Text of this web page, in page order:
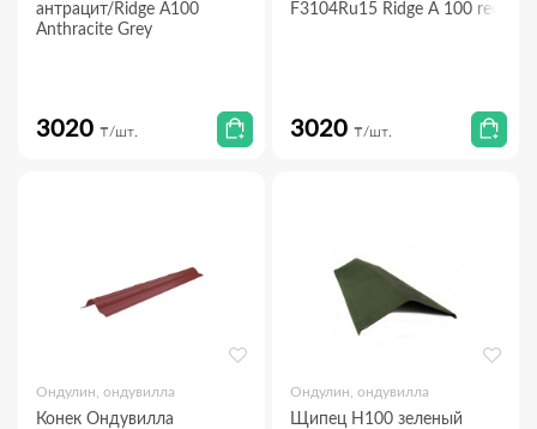
антрацит/Ridge A100
Anthracite Grey
3020 ₸/шт.
F3104Ru15 Ridge A 100 red
3020 ₸/шт.
Ондулин, ондувилла
Конек Ондувилла
Ондулин, ондувилла
Щипец Н100 зеленый